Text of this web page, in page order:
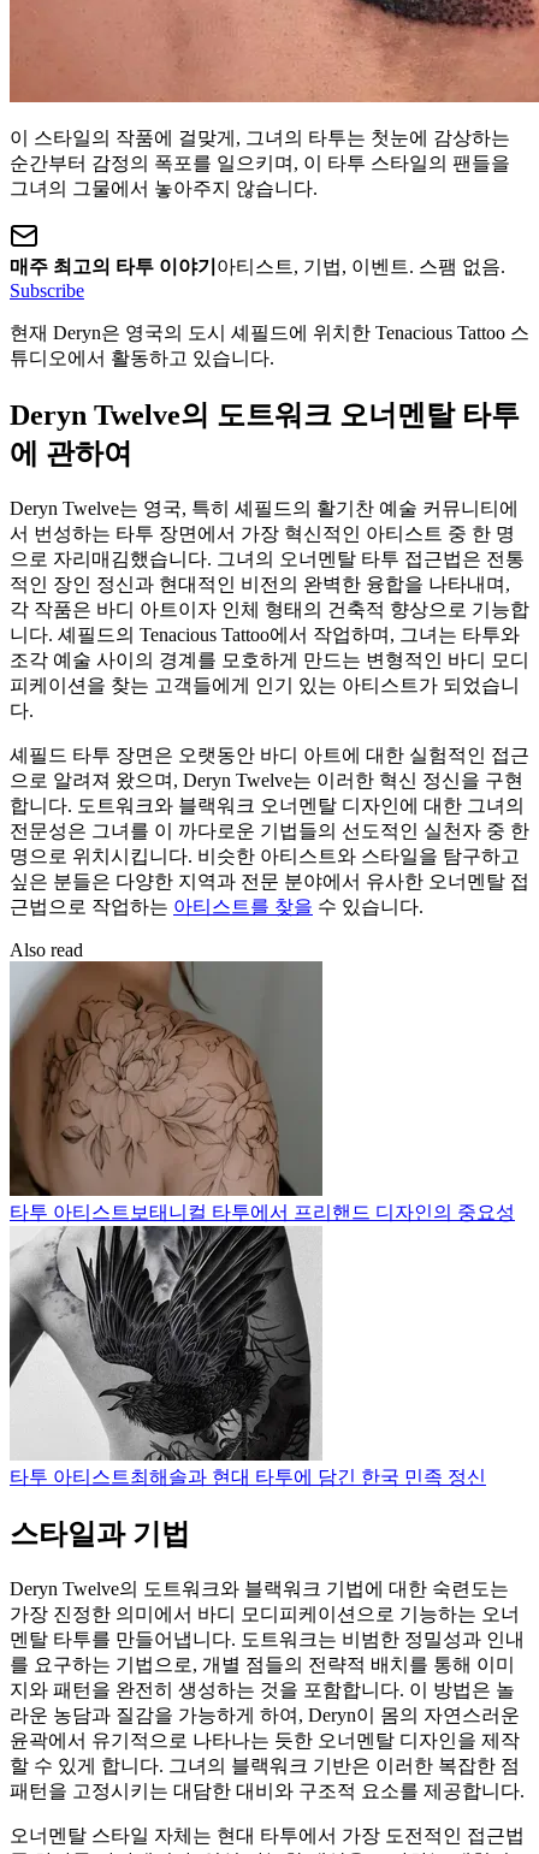
이 스타일의 작품에 걸맞게, 그녀의 타투는 첫눈에 감상하는
순간부터 감정의 폭포를 일으키며, 이 타투 스타일의 팬들을
그녀의 그물에서 놓아주지 않습니다.
매주 최고의 타투 이야기 아티스트, 기법, 이벤트. 스팸 없음.
Subscribe
현재 Deryn은 영국의 도시 셰필드에 위치한 Tenacious Tattoo 스
튜디오에서 활동하고 있습니다.
Deryn Twelve의 도트워크 오너멘탈 타투
에 관하여
Deryn Twelve는 영국, 특히 셰필드의 활기찬 예술 커뮤니티에
서 번성하는 타투 장면에서 가장 혁신적인 아티스트 중 한 명
으로 자리매김했습니다. 그녀의 오너멘탈 타투 접근법은 전통
적인 장인 정신과 현대적인 비전의 완벽한 융합을 나타내며,
각 작품은 바디 아트이자 인체 형태의 건축적 향상으로 기능합
니다. 셰필드의 Tenacious Tattoo에서 작업하며, 그녀는 타투와
조각 예술 사이의 경계를 모호하게 만드는 변형적인 바디 모디
피케이션을 찾는 고객들에게 인기 있는 아티스트가 되었습니
다.
셰필드 타투 장면은 오랫동안 바디 아트에 대한 실험적인 접근
으로 알려져 왔으며, Deryn Twelve는 이러한 혁신 정신을 구현
합니다. 도트워크와 블랙워크 오너멘탈 디자인에 대한 그녀의
전문성은 그녀를 이 까다로운 기법들의 선도적인 실천자 중 한
명으로 위치시킵니다. 비슷한 아티스트와 스타일을 탐구하고
싶은 분들은 다양한 지역과 전문 분야에서 유사한 오너멘탈 접
근법으로 작업하는 아티스트를 찾을 수 있습니다.
Also read
타투 아티스트 보태니컬 타투에서 프리핸드 디자인의 중요성
타투 아티스트최해솔과 현대 타투에 담긴 한국 민족 정신
스타일과 기법
Deryn Twelve의 도트워크와 블랙워크 기법에 대한 숙련도는
가장 진정한 의미에서 바디 모디피케이션으로 기능하는 오너
멘탈 타투를 만들어냅니다. 도트워크는 비범한 정밀성과 인내
를 요구하는 기법으로, 개별 점들의 전략적 배치를 통해 이미
지와 패턴을 완전히 생성하는 것을 포함합니다. 이 방법은 놀
라운 농담과 질감을 가능하게 하여, Deryn이 몸의 자연스러운
윤곽에서 유기적으로 나타나는 듯한 오너멘탈 디자인을 제작
할 수 있게 합니다. 그녀의 블랙워크 기반은 이러한 복잡한 점
패턴을 고정시키는 대담한 대비와 구조적 요소를 제공합니다.
오너멘탈 스타일 자체는 현대 타투에서 가장 도전적인 접근법